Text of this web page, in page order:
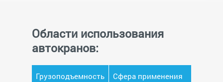
Области использования
автокранов:
Грузоподъемность Сфера применения